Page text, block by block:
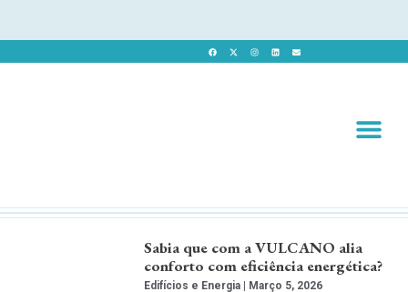
Sabia que com a VULCANO alia
conforto com eficiência energética?
Edifícios e Energia Março 5, 2026